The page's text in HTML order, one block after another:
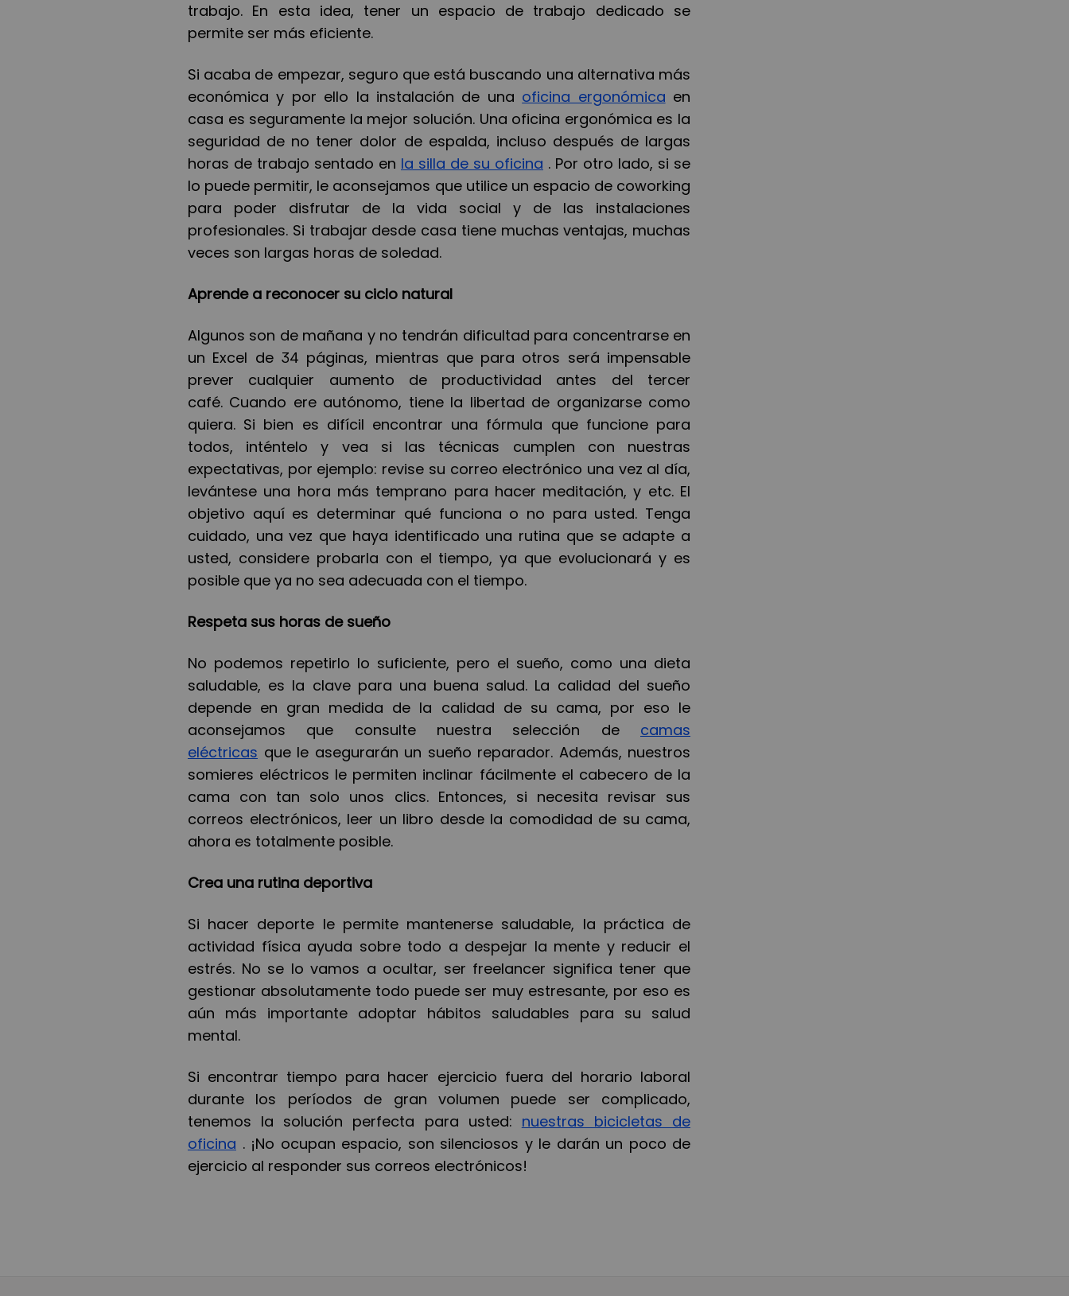
trabajo. En esta idea, tener un espacio de trabajo dedicado se
permite ser más eficiente.
Si acaba de empezar, seguro que está buscando una alternativa más
económica y por ello la instalación de una oficina ergonómica en
casa es seguramente la mejor solución. Una oficina ergonómica es la
seguridad de no tener dolor de espalda, incluso después de largas
horas de trabajo sentado en la silla de su oficina . Por otro lado, si se
lo puede permitir, le aconsejamos que utilice un espacio de coworking
para poder disfrutar de la vida social y de las instalaciones
profesionales. Si trabajar desde casa tiene muchas ventajas, muchas
veces son largas horas de soledad.
Aprende a reconocer su ciclo natural
Algunos son de mañana y no tendrán dificultad para concentrarse en
un Excel de 34 páginas, mientras que para otros será impensable
prever cualquier aumento de productividad antes del tercer
café. Cuando ere autónomo, tiene la libertad de organizarse como
quiera. Si bien es difícil encontrar una fórmula que funcione para
todos, inténtelo y vea si las técnicas cumplen con nuestras
expectativas, por ejemplo: revise su correo electrónico una vez al día,
levántese una hora más temprano para hacer meditación, y etc. El
objetivo aquí es determinar qué funciona o no para usted. Tenga
cuidado, una vez que haya identificado una rutina que se adapte a
usted, considere probarla con el tiempo, ya que evolucionará y es
posible que ya no sea adecuada con el tiempo.
Respeta sus horas de sueño
No podemos repetirlo lo suficiente, pero el sueño, como una dieta
saludable, es la clave para una buena salud. La calidad del sueño
depende en gran medida de la calidad de su cama, por eso le
aconsejamos que consulte nuestra selección de camas
eléctricas que le asegurarán un sueño reparador. Además, nuestros
somieres eléctricos le permiten inclinar fácilmente el cabecero de la
cama con tan solo unos clics. Entonces, si necesita revisar sus
correos electrónicos, leer un libro desde la comodidad de su cama,
ahora es totalmente posible.
Crea una rutina deportiva
Si hacer deporte le permite mantenerse saludable, la práctica de
actividad física ayuda sobre todo a despejar la mente y reducir el
estrés. No se lo vamos a ocultar, ser freelancer significa tener que
gestionar absolutamente todo puede ser muy estresante, por eso es
aún más importante adoptar hábitos saludables para su salud
mental.
Si encontrar tiempo para hacer ejercicio fuera del horario laboral
durante los períodos de gran volumen puede ser complicado,
tenemos la solución perfecta para usted: nuestras bicicletas de
oficina . ¡No ocupan espacio, son silenciosos y le darán un poco de
ejercicio al responder sus correos electrónicos!